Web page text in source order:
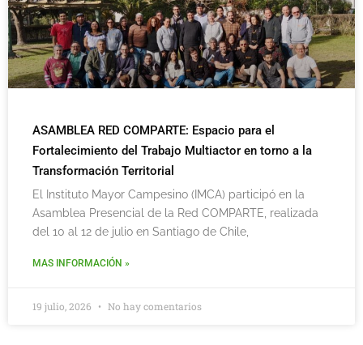
ASAMBLEA RED COMPARTE: Espacio para el
Fortalecimiento del Trabajo Multiactor en torno a la
Transformación Territorial
El Instituto Mayor Campesino (IMCA) participó en la
Asamblea Presencial de la Red COMPARTE, realizada
del 10 al 12 de julio en Santiago de Chile,
MAS INFORMACIÓN »
19 julio, 2026 No hay comentarios